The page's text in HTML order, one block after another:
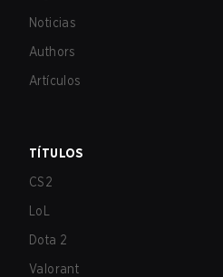
Noticias
Authors
Artículos
TÍTULOS
CS2
LoL
Dota 2
Valorant